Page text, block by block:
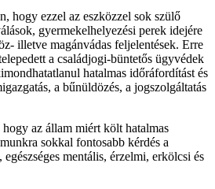
hogy ezzel az eszközzel sok szülő
gyermekelhelyezési perek idejére
illetve magánvádas feljelentések. Erre
a családjogi-büntetős ügyvédek
hatalmas időráfordítást és
a bűnüldözés, a jogszolgáltatás
az állam miért költ hatalmas
sokkal fontosabb kérdés a
mentális, érzelmi, erkölcsi és